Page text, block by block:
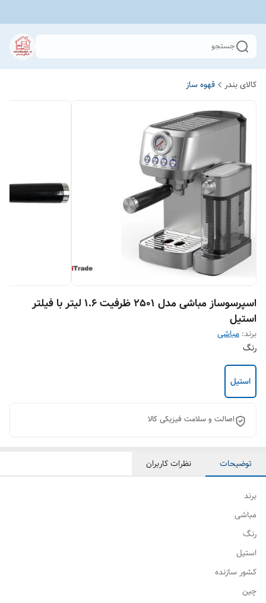
جستجو
کالای بندر قهوه ساز
اسپرسوساز مباشی مدل 2501 ظرفیت ۱.۶ لیتر با فیلتر
استیل
برند: مباشی
رنگ
استیل
اصالت و سلامت فیزیکی کالا
توضیحات نظرات کاربران
برند
مباشی
رنگ
استیل
کشور سازنده
چین